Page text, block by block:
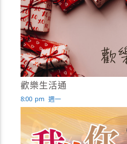
歡樂生活通
8:00 pm 週一